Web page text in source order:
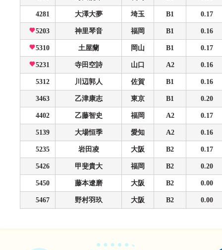
4281 大澤大夢 埼玉 B1 0.17
5203 神里琴音 福岡 B1 0.16
5310 土屋蘭 岡山 B1 0.17
5231 寺田空詩 山口 A2 0.16
5312 川辺郭人 佐賀 B1 0.16
3463 乙津康志 東京 B1 0.20
4402 乙藤智史 福岡 A2 0.17
5139 大場恒季 愛知 A2 0.16
5235 岩田凌 大阪 B2 0.17
5426 甲斐貴大 福岡 B2 0.20
5450 藤本遼磨 大阪 B2 0.00
5467 野村羽玖 大阪 B2 0.00